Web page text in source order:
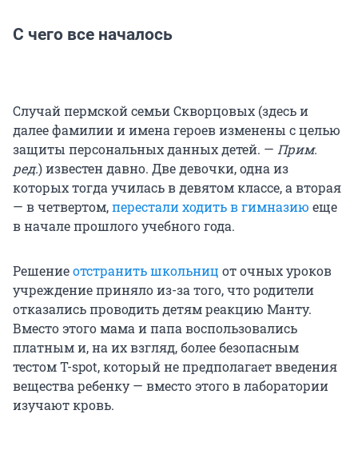
С чего все началось
Случай пермской семьи Скворцовых (здесь и
далее фамилии и имена героев изменены с целью
защиты персональных данных детей. — Прим.
ред.) известен давно. Две девочки, одна из
которых тогда училась в девятом классе, а вторая
— в четвертом,перестали ходить в гимназию еще
в начале прошлого учебного года.
Решениеотстранить школьниц от очных уроков
учреждение приняло из-за того, что родители
отказались проводить детям реакцию Манту.
Вместо этого мама и папа воспользовались
платным и, на их взгляд, более безопасным
тестом T-spot, который не предполагает введения
вещества ребенку — вместо этого в лаборатории
изучают кровь.